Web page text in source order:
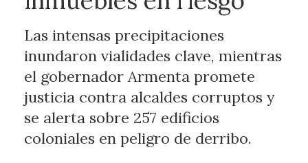
Las intensas precipitaciones
inundaron vialidades clave, mientras
el gobernador Armenta promete
justicia contra alcaldes corruptos y
se alerta sobre 257 edificios
coloniales en peligro de derribo.